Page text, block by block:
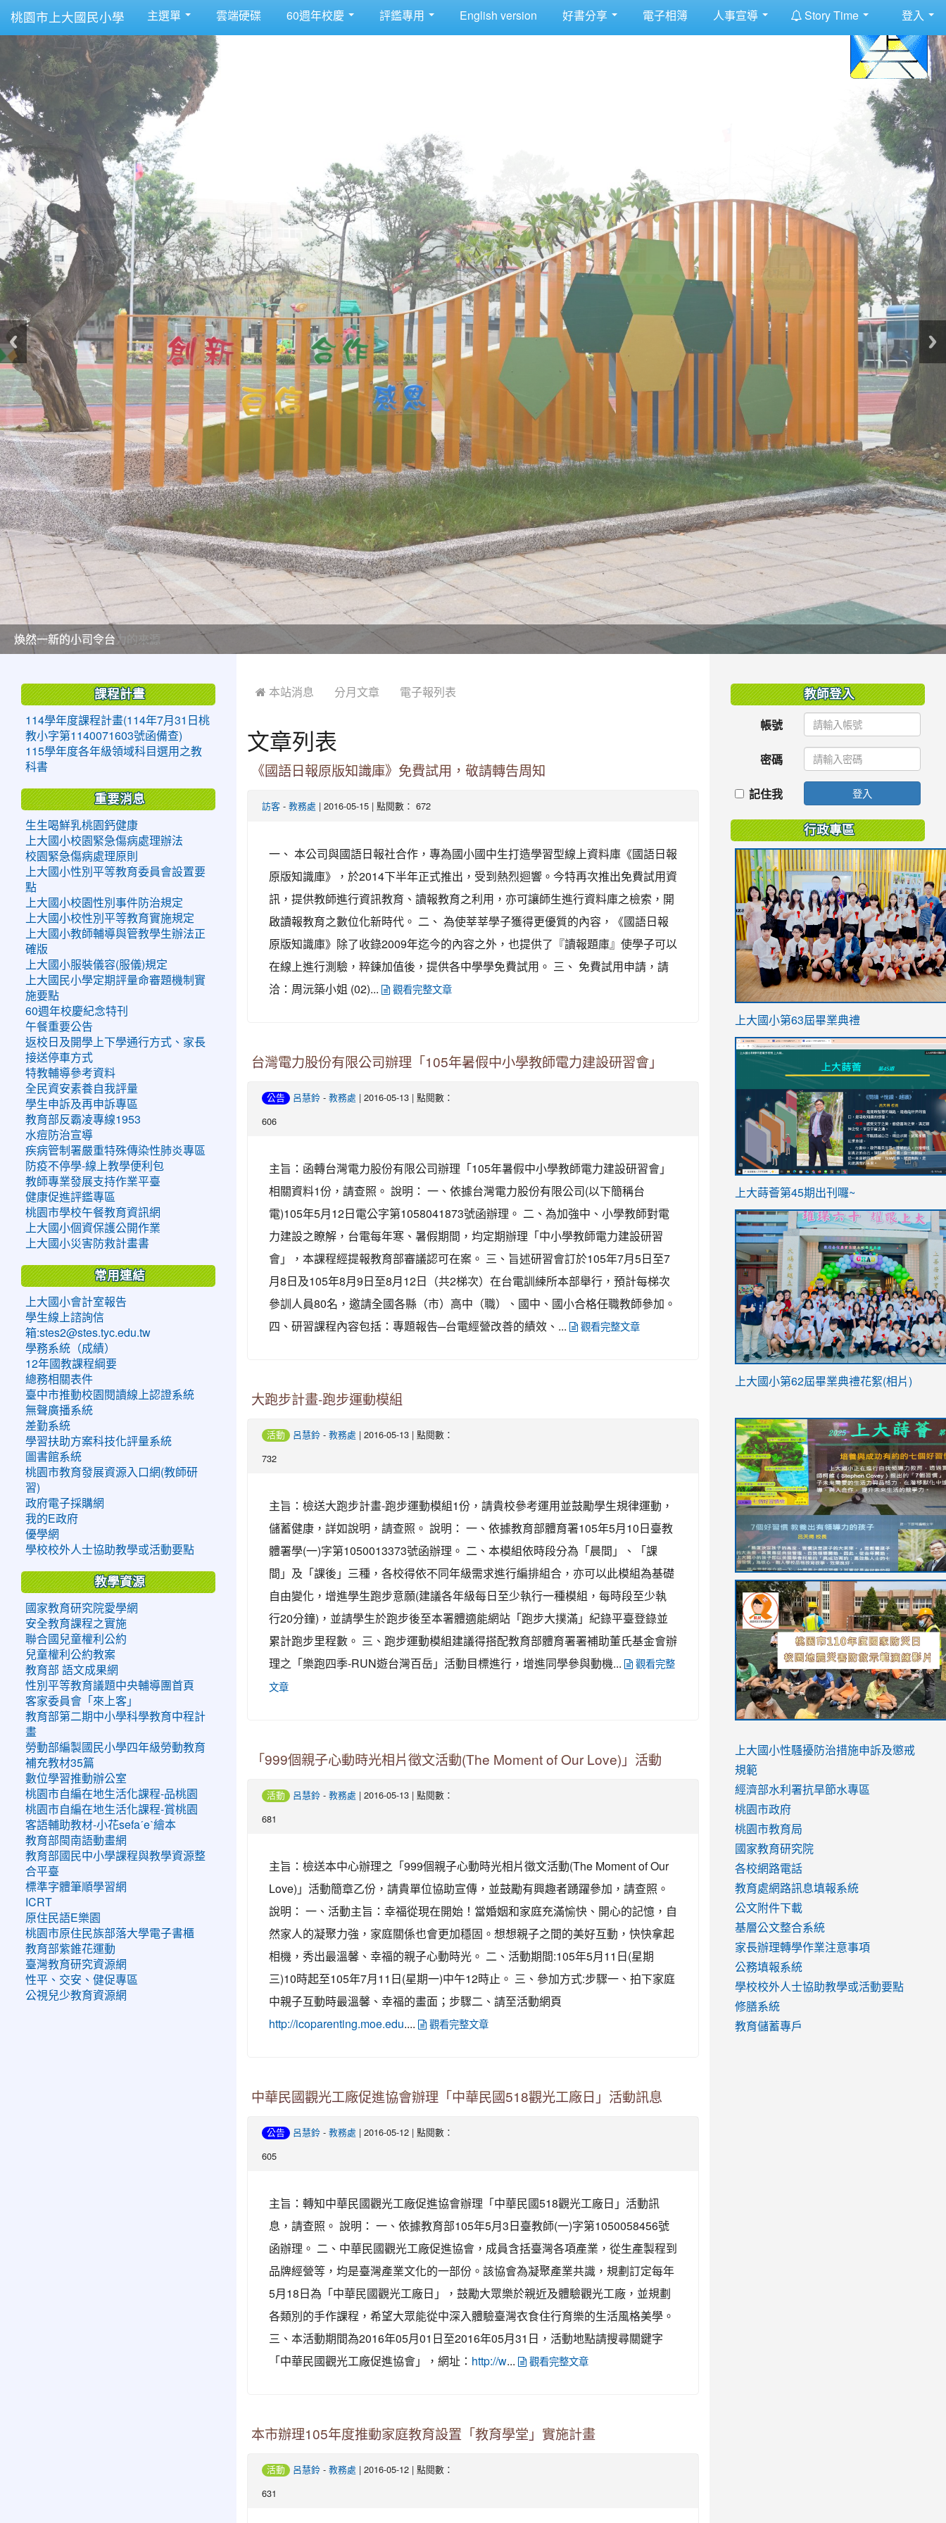
桃園市上大國民小學 主選單 雲端硬碟 60週年校慶 評鑑專用 English version 好書分享 電子相簿 人事宣導 Story Time 登入
美麗的操場是我們活力的來源
美麗的操場是我們活力的來源
煥然一新的小司令台
煥然一新的小司令台
富含桃園埤塘田園風光意象的中廊
富含桃園埤塘田園風光意象的中廊
嶄新的中庭廣場
嶄新的中庭廣場
水生池生生不息
水生池生生不息
 本站消息 分月文章 電子報列表
文章列表
《國語日報原版知識庫》免費試用，敬請轉告周知
訪客 - 教務處 | 2016-05-15 | 點閱數： 672
一、 本公司與國語日報社合作，專為國小國中生打造學習型線上資料庫《國語日報
原版知識庫》，於2014下半年正式推出，受到熱烈迴響。今特再次推出免費試用資
訊，提供教師進行資訊教育、讀報教育之利用，亦可讓師生進行資料庫之檢索，開
啟讀報教育之數位化新時代。 二、 為使莘莘學子獲得更優質的內容，《國語日報
原版知識庫》除了收錄2009年迄今的內容之外，也提供了『讀報題庫』使學子可以
在線上進行測驗，粹鍊加值後，提供各中學學免費試用。 三、 免費試用申請，請
洽：周沅築小姐 (02)...
觀看完整文章
台灣電力股份有限公司辦理「105年暑假中小學教師電力建設研習會」
公告 呂慧鈴 - 教務處 | 2016-05-13 | 點閱數：
606
主旨：函轉台灣電力股份有限公司辦理「105年暑假中小學教師電力建設研習會」
相關資料1份，請查照。 說明： 一、依據台灣電力股份有限公司(以下簡稱台
電)105年5月12日電公字第1058041873號函辦理。 二、為加強中、小學教師對電
力建設之瞭解，台電每年寒、暑假期間，均定期辦理「中小學教師電力建設研習
會」，本課程經提報教育部審議認可在案。 三、旨述研習會訂於105年7月5日至7
月8日及105年8月9日至8月12日（共2梯次）在台電訓練所本部舉行，預計每梯次
參訓人員80名，邀請全國各縣（市）高中（職）、國中、國小合格任職教師參加。
四、研習課程內容包括：專題報告─台電經營改善的績效、...
觀看完整文章
大跑步計畫-跑步運動模組
活動 呂慧鈴 - 教務處 | 2016-05-13 | 點閱數：
732
主旨：檢送大跑步計畫-跑步運動模組1份，請貴校參考運用並鼓勵學生規律運動，
儲蓄健康，詳如說明，請查照。 說明： 一、依據教育部體育署105年5月10日臺教
體署學(一)字第1050013373號函辦理。 二、本模組依時段分為「晨間」、「課
間」及「課後」三種，各校得依不同年級需求進行編排組合，亦可以此模組為基礎
自由變化，增進學生跑步意願(建議各年級每日至少執行一種模組，每時段至少執
行20分鐘)，並請學生於跑步後至本署體適能網站「跑步大撲滿」紀錄平臺登錄並
累計跑步里程數。 三、跑步運動模組建議得搭配教育部體育署署補助董氏基金會辦
理之「樂跑四季-RUN遊台灣百岳」活動目標進行，增進同學參與動機...
觀看完整
文章
「999個親子心動時光相片徵文活動(The Moment of Our Love)」活動
活動 呂慧鈴 - 教務處 | 2016-05-13 | 點閱數：
681
主旨：檢送本中心辦理之「999個親子心動時光相片徵文活動(The Moment of Our
Love)」活動簡章乙份，請貴單位協助宣傳，並鼓勵有興趣者踴躍參加，請查照。
說明： 一、活動主旨：幸福從現在開始！當婚姻和家庭充滿愉快、開心的記憶，自
然家人的凝聚力強，家庭關係也會更加穩固。想想親子之間的美好互動，快快拿起
相機，秀出最溫馨、幸福的親子心動時光。 二、活動期間:105年5月11日(星期
三)10時起至105年7月11日(星期一)中午12時止。 三、參加方式:步驟一、拍下家庭
中親子互動時最溫馨、幸福的畫面；步驟二、請至活動網頁
http://icoparenting.moe.edu.... 觀看完整文章
中華民國觀光工廠促進協會辦理「中華民國518觀光工廠日」活動訊息
公告 呂慧鈴 - 教務處 | 2016-05-12 | 點閱數：
605
主旨：轉知中華民國觀光工廠促進協會辦理「中華民國518觀光工廠日」活動訊
息，請查照。 說明： 一、依據教育部105年5月3日臺教師(一)字第1050058456號
函辦理。 二、中華民國觀光工廠促進協會，成員含括臺灣各項產業，從生產製程到
品牌經營等，均是臺灣產業文化的一部份。該協會為凝聚產業共識，規劃訂定每年
5月18日為「中華民國觀光工廠日」，鼓勵大眾樂於親近及體驗觀光工廠，並規劃
各類別的手作課程，希望大眾能從中深入體驗臺灣衣食住行育樂的生活風格美學。
三、本活動期間為2016年05月01日至2016年05月31日，活動地點請搜尋關鍵字
「中華民國觀光工廠促進協會」，網址： http://w... 觀看完整文章
本市辦理105年度推動家庭教育設置「教育學堂」實施計畫
活動 呂慧鈴 - 教務處 | 2016-05-12 | 點閱數：
631
課程計畫
114學年度課程計畫(114年7月31日桃
教小字第1140071603號函備查)
115學年度各年級領域科目選用之教
科書
重要消息
生生喝鮮乳桃園鈣健康
上大國小校園緊急傷病處理辦法
校園緊急傷病處理原則
上大國小性別平等教育委員會設置要
點
上大國小校園性別事件防治規定
上大國小校性別平等教育實施規定
上大國小教師輔導與管教學生辦法正
確版
上大國小服裝儀容(服儀)規定
上大國民小學定期評量命審題機制實
施要點
60週年校慶紀念特刊
午餐重要公告
返校日及開學上下學通行方式、家長
接送停車方式
特教輔導參考資料
全民資安素養自我評量
學生申訴及再申訴專區
教育部反霸凌專線1953
水痘防治宣導
疾病管制署嚴重特殊傳染性肺炎專區
防疫不停學-線上教學便利包
教師專業發展支持作業平臺
健康促進評鑑專區
桃園市學校午餐教育資訊網
上大國小個資保護公開作業
上大國小災害防救計畫書
常用連結
上大國小會計室報告
學生線上諮詢信
箱:stes2@stes.tyc.edu.tw
學務系統（成績）
12年國教課程綱要
總務相關表件
臺中市推動校園閱讀線上認證系統
無聲廣播系統
差勤系統
學習扶助方案科技化評量系統
圖書館系統
桃園市教育發展資源入口網(教師研
習)
政府電子採購網
我的E政府
優學網
學校校外人士協助教學或活動要點
教學資源
國家教育研究院愛學網
安全教育課程之實施
聯合國兒童權利公約
兒童權利公約教案
教育部 語文成果網
性別平等教育議題中央輔導團首頁
客家委員會「來上客」
教育部第二期中小學科學教育中程計
畫
勞動部編製國民小學四年級勞動教育
補充教材35篇
數位學習推動辦公室
桃園市自編在地生活化課程-品桃園
桃園市自編在地生活化課程-賞桃園
客語輔助教材-小花sefaˊeˋ繪本
教育部閩南語動畫網
教育部國民中小學課程與教學資源整
合平臺
標準字體筆順學習網
ICRT
原住民語E樂園
桃園市原住民族部落大學電子書櫃
教育部紫錐花運動
臺灣教育研究資源網
性平、交安、健促專區
公視兒少教育資源網
教師登入
帳號
密碼
記住我 登入
行政專區
link
https://sites.google.com/stes.tyc.edu.tw/
上大國小第63屆畢業典禮
link
ink
https://sites.google.com/stes.tyc.edu.tw/
link
https://sites.google.com/stes.tyc.edu.tw/
上大蒔薈第45期出刊囉~
link
YfDQppRvyMk686kIw6SBbssEIZ6WnT/
usp=sharing
上大國小第62屆畢業典禮花絮(相片)
to
https://drive.google.com/file/d/1I-
YfDQppRvyMk686kIw6SBbssEIZ6WnT/
usp=sharing
to
https://sites.google.com/stes.tyc.edu.tw/
link
to
https://sites.google.com/stes.tyc.edu.tw/
link
to
https://drive.google.com/file/d/
usp=sharing
link
to
https://youtu.be/jJOMVWY3-
8M
link
to
https://drive.google.com/file/d/
usp=sharing
to
https://www.youtube.com/watch?
v=hC_gdZndU9s
to
https://www.youtube.com/watch?
v=hC_gdZndU9s
link
to
https://www.youtube.com/watch?
v=mfpNykQ0g4M
上大國小性騷擾防治措施申訴及懲戒
規範
經濟部水利署抗旱節水專區
桃園市政府
桃園市教育局
國家教育研究院
各校網路電話
教育處網路訊息填報系統
公文附件下載
基層公文整合系統
家長辦理轉學作業注意事項
公務填報系統
學校校外人士協助教學或活動要點
修膳系統
教育儲蓄專戶